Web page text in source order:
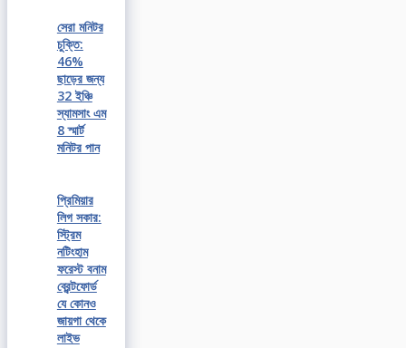
সেরা মনিটর
চুক্তি:
46%
ছাড়ের জন্য
32 ইঞ্চি
স্যামসাং এম
8 স্মার্ট
মনিটর পান
প্রিমিয়ার
লিগ সকার:
স্ট্রিম
নটিংহাম
ফরেস্ট বনাম
ব্রেন্টফোর্ড
যে কোনও
জায়গা থেকে
লাইভ